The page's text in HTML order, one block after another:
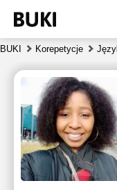
BUKI Korepetycje